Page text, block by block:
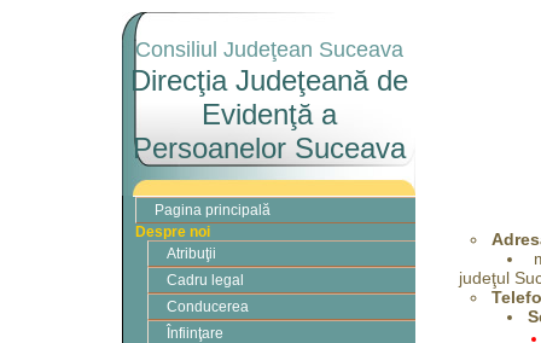
Consiliul Judeţean Suceava
Direcţia Judeţeană de
Evidenţă a
Persoanelor Suceava
Pagina principală
Despre noi
Atribuţii
Cadru legal
Conducerea
Înfiinţare
judeţul